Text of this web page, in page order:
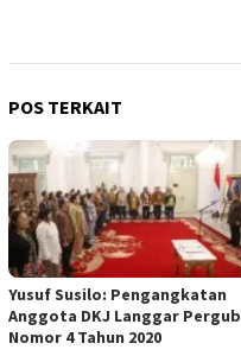
POS TERKAIT
Yusuf Susilo: Pengangkatan
Anggota DKJ Langgar Pergub
Nomor 4 Tahun 2020